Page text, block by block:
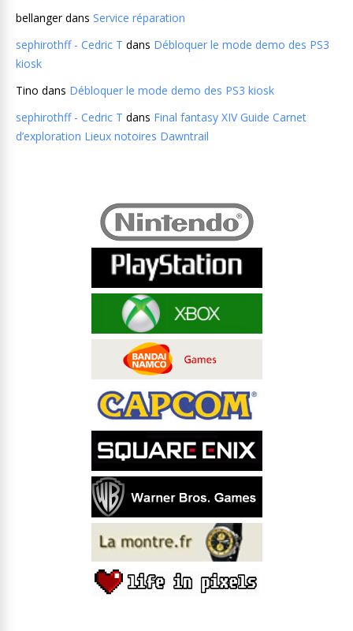
bellangerdans Service réparation
sephirothff - Cedric T dans Débloquer le mode demo des PS3
kiosk
Tino dans Débloquer le mode demo des PS3 kiosk
sephirothff - Cedric T dans Final fantasy XIV Guide Carnet
d’exploration Lieux notoires Dawntrail